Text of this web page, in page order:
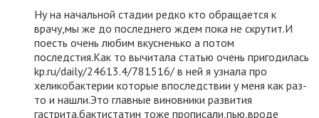
Ну на начальной стадии редко кто обращается к
врачу,мы же до последнего ждем пока не скрутит.И
поесть очень любим вкусненько а потом
последстия.Как то вычитала статью очень пригодилась
kp.ru/daily/24613.4/781516/ в ней я узнала про
хеликобактерии которые впоследствии у меня как раз-
то и нашли.Это главные виновники развития
гастрита.бактистатин тоже прописали,пью,вроде